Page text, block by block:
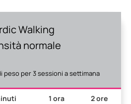
Walking
normale
peso per 3 sessioni a settimana
1 ora 2 ore